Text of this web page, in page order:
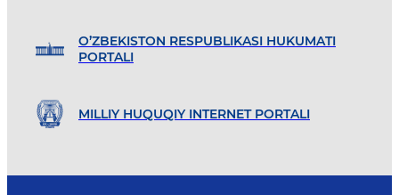
O’ZBEKISTON RESPUBLIKASI HUKUMATI
PORTALI
MILLIY HUQUQIY INTERNET PORTALI